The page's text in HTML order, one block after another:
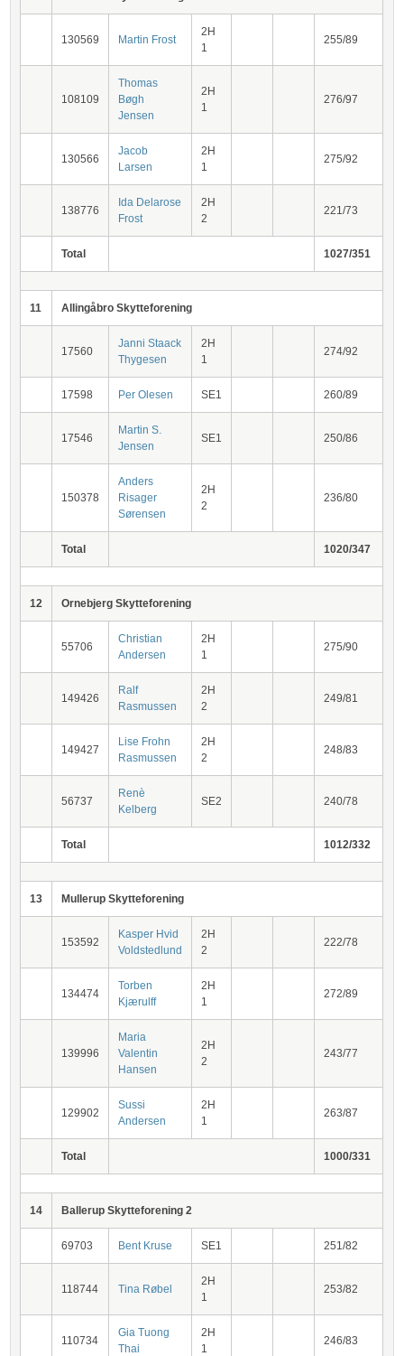
130569 Martin Frost
2H
1
255/89
108109
Thomas
Bøgh
Jensen
2H
1
276/97
130566
Jacob
Larsen
2H
1
275/92
138776
Ida Delarose
Frost
2H
2
221/73
Total 1027/351
11 Allingåbro Skytteforening
17560
Janni Staack
Thygesen
2H
1
274/92
17598 Per Olesen SE1 260/89
17546
Martin S.
Jensen
SE1 250/86
150378
Anders
Risager
Sørensen
2H
2
236/80
Total 1020/347
12 Ornebjerg Skytteforening
55706
Christian
Andersen
2H
1
275/90
149426
Ralf
Rasmussen
2H
2
249/81
149427
Lise Frohn
Rasmussen
2H
2
248/83
56737
Renè
Kelberg
SE2 240/78
Total 1012/332
13 Mullerup Skytteforening
153592
Kasper Hvid
Voldstedlund
2H
2
222/78
134474
Torben
Kjærulff
2H
1
272/89
139996
Maria
Valentin
Hansen
2H
2
243/77
129902
Sussi
Andersen
2H
1
263/87
Total 1000/331
14 Ballerup Skytteforening 2
69703 Bent Kruse SE1 251/82
118744 Tina Røbel
2H
1
253/82
110734
Gia Tuong
Thai
2H
1
246/83